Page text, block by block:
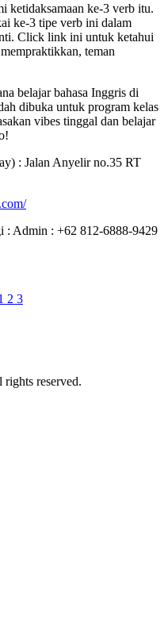
ketidaksamaan ke-3 verb itu.
ke-3 tipe verb ini dalam
Click link ini untuk ketahui
teman
belajar bahasa Inggris di
dibuka untuk program kelas
vibes tinggal dan belajar
: Jalan Anyelir no.35 RT
: Admin : +62 812-6888-9429
2 3
reserved.